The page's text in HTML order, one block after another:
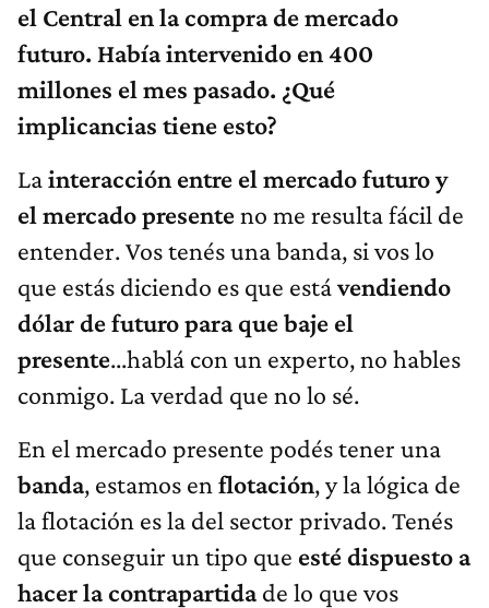
el Central en la compra de mercado
futuro. Había intervenido en 400
millones el mes pasado. ¿Qué
implicancias tiene esto?
Lainteracción entre el mercado futuro y
el mercado presenteno me resulta fácil de
entender. Vos tenés una banda, si vos lo
que estás diciendo es que estávendiendo
dólar de futuro para que baje el
presente...hablá con un experto, no hables
conmigo. La verdad que no lo sé.
En el mercado presente podés tener una
banda, estamos en flotación, y la lógica de
la flotación es la del sector privado. Tenés
que conseguir un tipo que esté dispuesto a
hacer la contrapartidade lo que vos